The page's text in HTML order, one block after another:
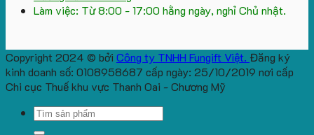
Làm việc: Từ 8:00 - 17:00 hằng ngày, nghỉ Chủ nhật.
Copyright 2024 © bởi Công ty TNHH Fungift Việt. Đăng ký
kinh doanh số: 0108958687 cấp ngày: 25/10/2019 nơi cấp
Chi cục Thuế khu vực Thanh Oai - Chương Mỹ
Search